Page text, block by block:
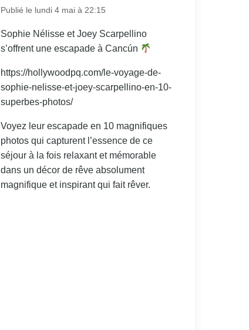
Publié le lundi 4 mai à 22:15
Sophie Nélisse et Joey Scarpellino
s’offrent une escapade à Cancún
https://hollywoodpq.com/le-voyage-de-
sophie-nelisse-et-joey-scarpellino-en-10-
superbes-photos/
Voyez leur escapade en 10 magnifiques
photos qui capturent l’essence de ce
séjour à la fois relaxant et mémorable
dans un décor de rêve absolument
magnifique et inspirant qui fait rêver.